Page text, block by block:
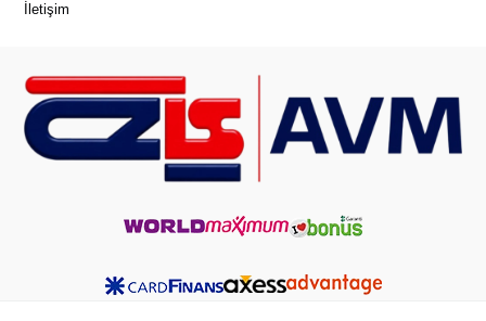
İletişim